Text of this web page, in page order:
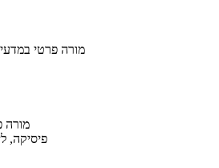
מורה
פיסיקה,